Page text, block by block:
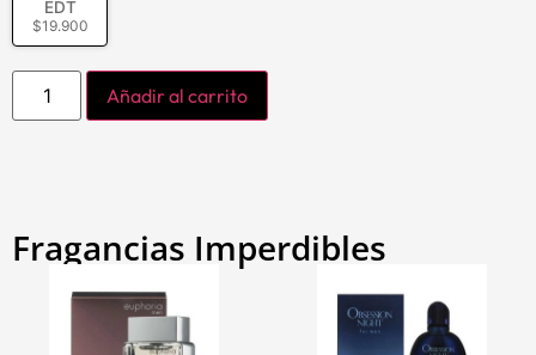
EDT
$19.900
Añadir al carrito
Fragancias Imperdibles